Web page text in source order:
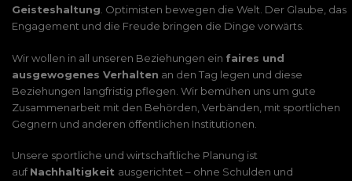
Geisteshaltung . Optimisten bewegen die Welt. Der Glaube, das
Engagement und die Freude bringen die Dinge vorwärts.
Wir wollen in all unseren Beziehungen ein faires und
ausgewogenes Verhalten an den Tag legen und diese
Beziehungen langfristig pflegen. Wir bemühen uns um gute
Zusammenarbeit mit den Behörden, Verbänden, mit sportlichen
Gegnern und anderen öffentlichen Institutionen.
Unsere sportliche und wirtschaftliche Planung ist
aufNachhaltigkeit ausgerichtet – ohne Schulden und